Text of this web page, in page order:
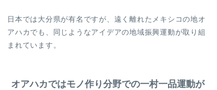
日本では大分県が有名ですが、遠く離れたメキシコの地オ
アハカでも、同じようなアイデアの地域振興運動が取り組
まれています。
オアハカではモノ作り分野での一村一品運動が